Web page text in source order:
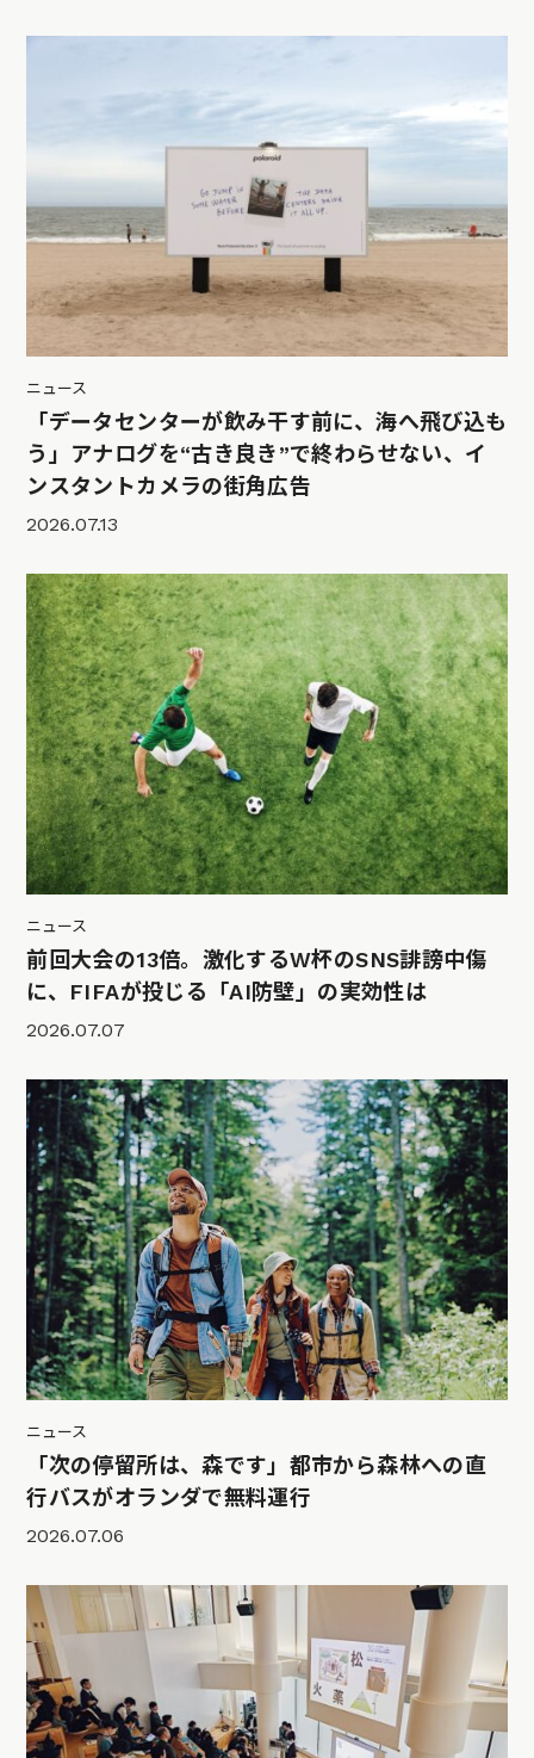
ニュース
「データセンターが飲み干す前に、海へ飛び込も
う」アナログを“古き良き”で終わらせない、イ
ンスタントカメラの街角広告
2026.07.13
ニュース
前回大会の13倍。激化するW杯のSNS誹謗中傷
に、FIFAが投じる「AI防壁」の実効性は
2026.07.07
ニュース
「次の停留所は、森です」都市から森林への直
行バスがオランダで無料運行
2026.07.06